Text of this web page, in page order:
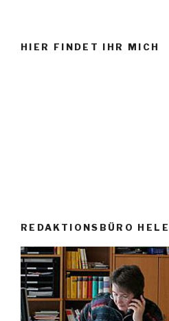
HIER FINDET IHR MICH
REDAKTIONSBÜRO